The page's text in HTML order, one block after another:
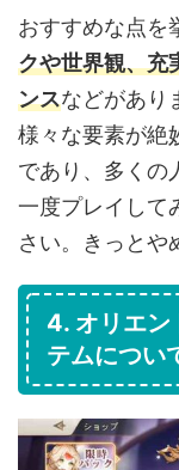
おすすめな点を
クや世界観、充
ンスなどがあり
様々な要素が絶
であり、多くの
一度プレイして
さい。きっとや
4. オリエン
テムについ